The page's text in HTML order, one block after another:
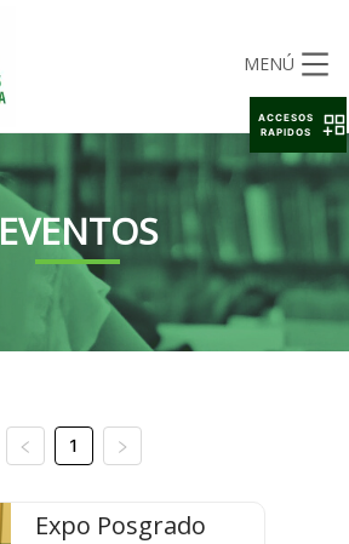
MENÚ
EVENTOS
1
Expo Posgrado
ACCESOS
RAPIDOS